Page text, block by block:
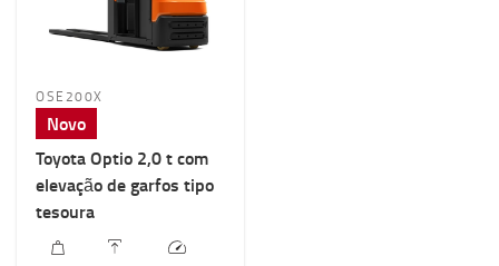
OSE200X
Novo
Toyota Optio 2,0 t com
elevação de garfos tipo
tesoura